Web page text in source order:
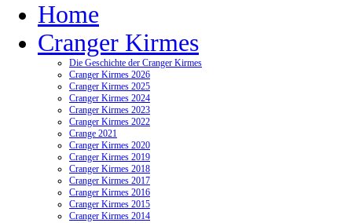
Home
Cranger Kirmes
Die Geschichte der Cranger Kirmes
Cranger Kirmes 2026
Cranger Kirmes 2025
Cranger Kirmes 2024
Cranger Kirmes 2023
Cranger Kirmes 2022
Crange 2021
Cranger Kirmes 2020
Cranger Kirmes 2019
Cranger Kirmes 2018
Cranger Kirmes 2017
Cranger Kirmes 2016
Cranger Kirmes 2015
Cranger Kirmes 2014